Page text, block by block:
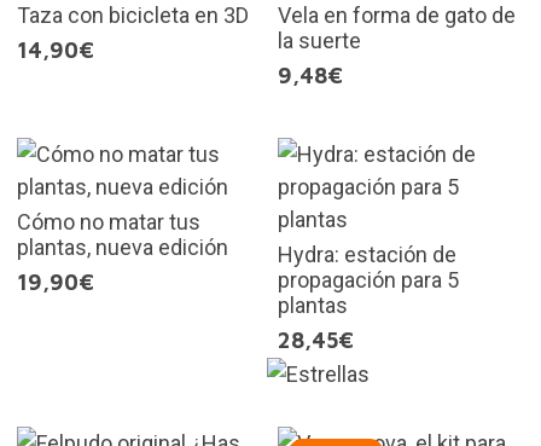
Taza con bicicleta en 3D
14,90€
Vela en forma de gato de
la suerte
9,48€
Cómo no matar tus
plantas, nueva edición
19,90€
Hydra: estación de
propagación para 5
plantas
28,45€